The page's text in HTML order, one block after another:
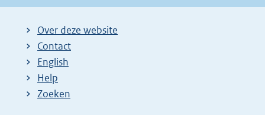
Over deze website
Contact
English
Help
Zoeken